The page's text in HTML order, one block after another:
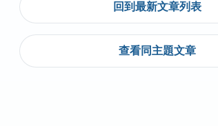
回到最新文章列表
查看同主題文章